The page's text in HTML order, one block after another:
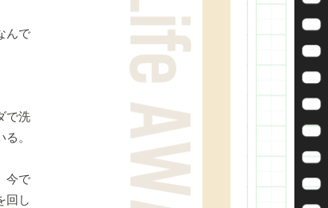
んで
で洗
。
今で
回し